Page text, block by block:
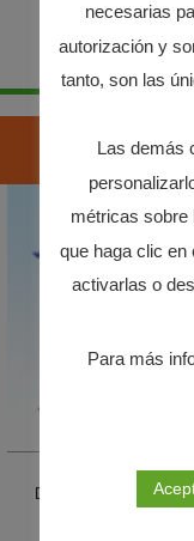
Decantador abierto
necesarias
autorización y
tanto, son las
Las demás
métricas sobre
que haga clic en
activarlas o
Para más